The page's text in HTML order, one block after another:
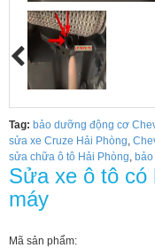
Tag: bảo dưỡng động cơ
sửa xe Cruze Hải Phòng
sửa chữa ô tô Hải Phòng bảo
Sửa xe ô tô có
máy
Mã sản phẩm: